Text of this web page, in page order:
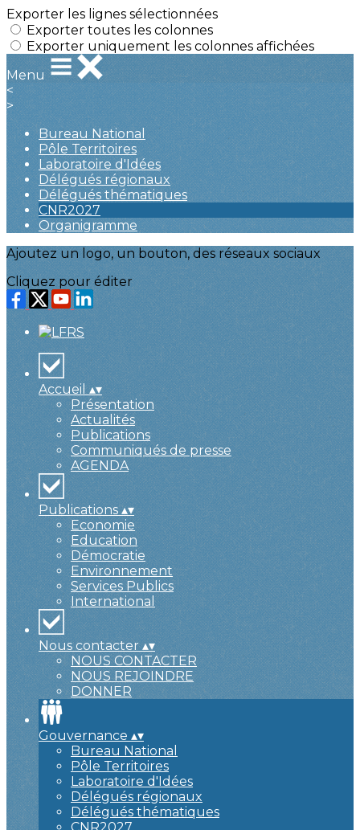
Exporter les lignes sélectionnées
Exporter toutes les colonnes
Exporter uniquement les colonnes affichées
Menu
<
>
Bureau National
Pôle Territoires
Laboratoire d'Idées
Délégués régionaux
Délégués thématiques
CNR2027
Organigramme
Ajoutez un logo, un bouton, des réseaux sociaux
Cliquez pour éditer
Accueil▴▾
Présentation
Actualités
Publications
Communiqués de presse
AGENDA
Publications▴▾
Economie
Education
Démocratie
Environnement
Services Publics
International
Nous contacter▴▾
NOUS CONTACTER
NOUS REJOINDRE
DONNER
Gouvernance ▴▾
Bureau National
Pôle Territoires
Laboratoire d'Idées
Délégués régionaux
Délégués thématiques